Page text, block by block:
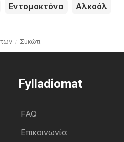
Εντομοκτόνο Αλκοόλ
Συκώτι
Fylladiomat
FAQ
Επικοινωνία